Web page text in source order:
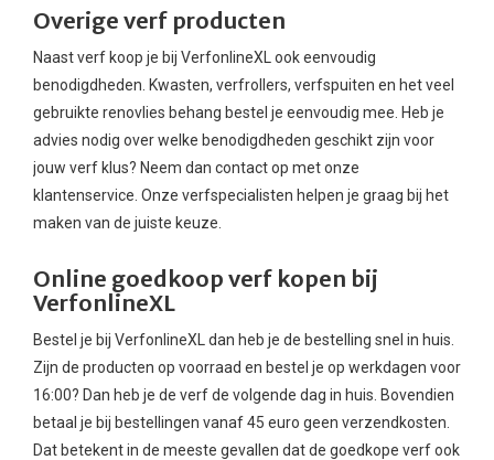
Overige verf producten
Naast verf koop je bij VerfonlineXL ook eenvoudig
benodigdheden. Kwasten, verfrollers, verfspuiten en het veel
gebruikte renovlies behang bestel je eenvoudig mee. Heb je
advies nodig over welke benodigdheden geschikt zijn voor
jouw verf klus? Neem dan contact op met onze
klantenservice. Onze verfspecialisten helpen je graag bij het
maken van de juiste keuze.
Online goedkoop verf kopen bij
VerfonlineXL
Bestel je bij VerfonlineXL dan heb je de bestelling snel in huis.
Zijn de producten op voorraad en bestel je op werkdagen voor
16:00? Dan heb je de verf de volgende dag in huis. Bovendien
betaal je bij bestellingen vanaf 45 euro geen verzendkosten.
Dat betekent in de meeste gevallen dat de goedkope verf ook